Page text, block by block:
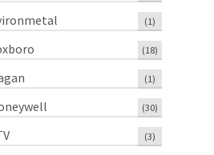
(1)
(18)
(1)
(30)
(3)